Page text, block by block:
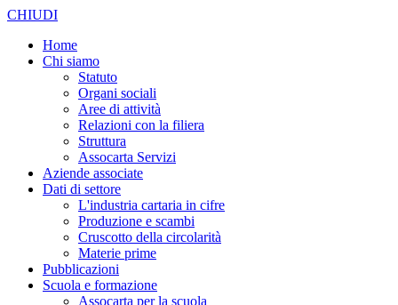
CHIUDI
Home
Chi siamo
Statuto
Organi sociali
Aree di attività
Relazioni con la filiera
Struttura
Assocarta Servizi
Aziende associate
Dati di settore
L'industria cartaria in cifre
Produzione e scambi
Cruscotto della circolarità
Materie prime
Pubblicazioni
Scuola e formazione
Assocarta per la scuola